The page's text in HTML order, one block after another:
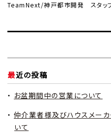
TeamNext/神戸都市開発 スタッ
最近の投稿
お盆期間中の営業について
仲介業者様及びハウスメー
いて